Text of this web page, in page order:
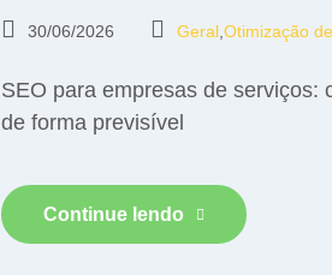
30/06/2026 Geral,Otimização
SEO para empresas de serviços:
de forma previsível
Continue lendo